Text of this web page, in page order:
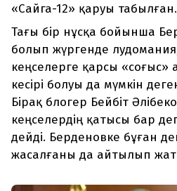
«Сайга-12» қаруы табылған.
Тағы бір нұсқа бойынша
болып жүргенде
кеңселерге қарсы
кесірі болуы да мүмкін
Бірақ блогер Бейбіт
кеңселердің қатысы бар
дейді. Берденовке бұған
жасалғаны да айтылып